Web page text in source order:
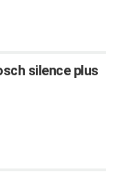
silence plus